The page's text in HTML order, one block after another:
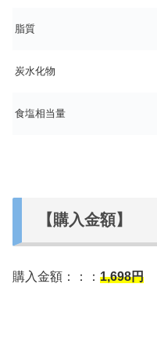
脂質
炭水化物
食塩相当量
【購入金額】
購入金額：：： 1,698円